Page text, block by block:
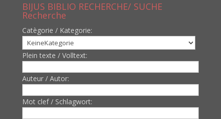
BIJUS BIBLIO RECHERCHE/ SUCHE
Recherche
Catègorie / Kategorie:
Plein texte / Volltext:
Auteur / Autor:
Mot clef / Schlagwort: